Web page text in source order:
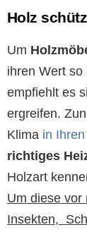
Holz
Um
ihren Wert
empfiehlt es
ergreifen.
Klima in
richtiges
Holzart
Um diese vor
Insekten,